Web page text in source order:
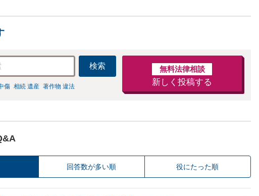
検索
傷 相続 遺産 著作物 違法
無料法律相談
新しく投稿する
回答数が多い順 役にたった順